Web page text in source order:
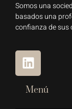
Somos una
basados una
confianza de sus
Menú